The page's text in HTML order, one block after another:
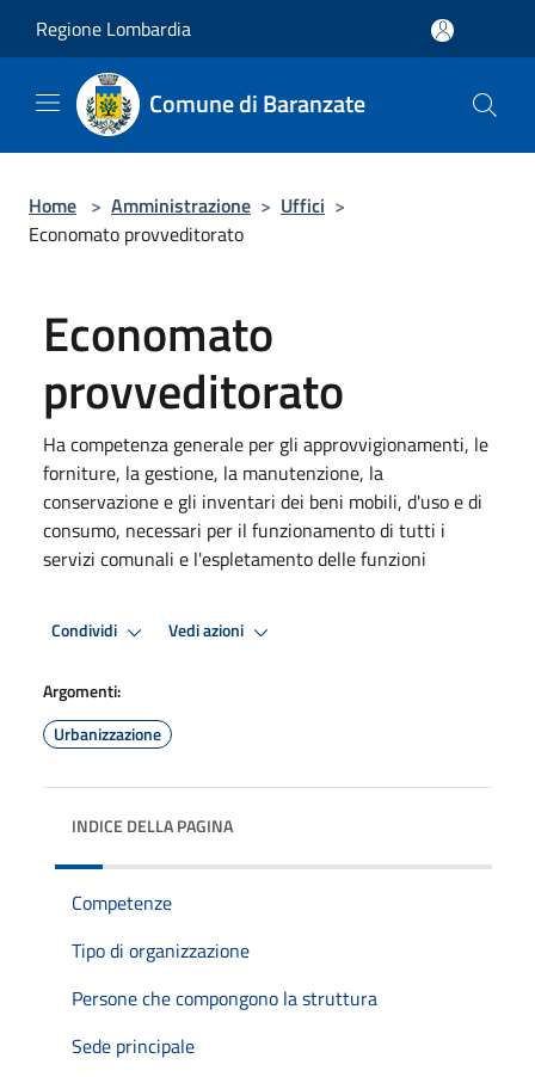
Regione Lombardia
Comune di Baranzate
Home > Amministrazione > Uffici >
Economato provveditorato
Economato
provveditorato
Ha competenza generale per gli approvvigionamenti, le
forniture, la gestione, la manutenzione, la
conservazione e gli inventari dei beni mobili, d'uso e di
consumo, necessari per il funzionamento di tutti i
servizi comunali e l'espletamento delle funzioni
Condividi Vedi azioni
Argomenti:
Urbanizzazione
INDICE DELLA PAGINA
Competenze
Tipo di organizzazione
Persone che compongono la struttura
Sede principale